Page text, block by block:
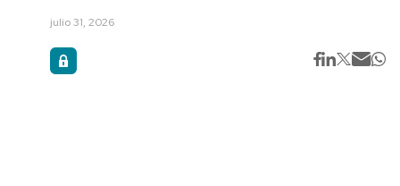
julio 31, 2026